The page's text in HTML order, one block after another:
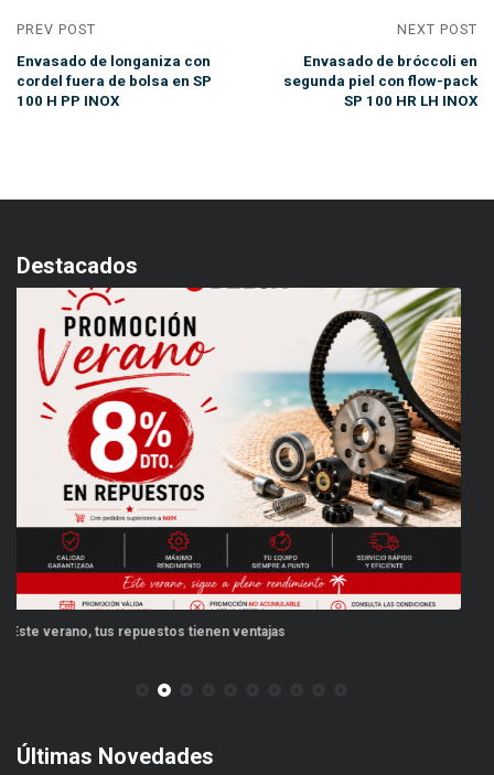
PREV POST
Envasado de longaniza con
cordel fuera de bolsa en SP
100 H PP INOX
NEXT POST
Envasado de bróccoli en
segunda piel con flow-pack
SP 100 HR LH INOX
Destacados
PPWR: Futuro del Envasado
Últimas Novedades